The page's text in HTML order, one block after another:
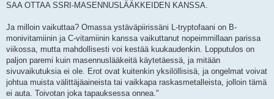
SAA OTTAA SSRI-MASENNUSLÄÄKKEIDEN KANSSA.
Ja milloin vaikuttaa? Omassa ystäväpiirissäni L-tryptofaani on B-
monivitamiinin ja C-vitamiinin kanssa vaikuttanut nopeimmillaan parissa
viikossa, mutta mahdollisesti voi kestää kuukaudenkin. Lopputulos on
paljon paremi kuin masennuslääkeitä käytetäessä, ja mitään
sivuvaikutuksia ei ole. Erot ovat kuitenkin yksilöllisisä, ja ongelmat voivat
johtua muista välittäjäaineista tai vaikkapa raskasmetalleista, jolloin tämä
ei auta. Toivotan joka tapauksessa onnea."